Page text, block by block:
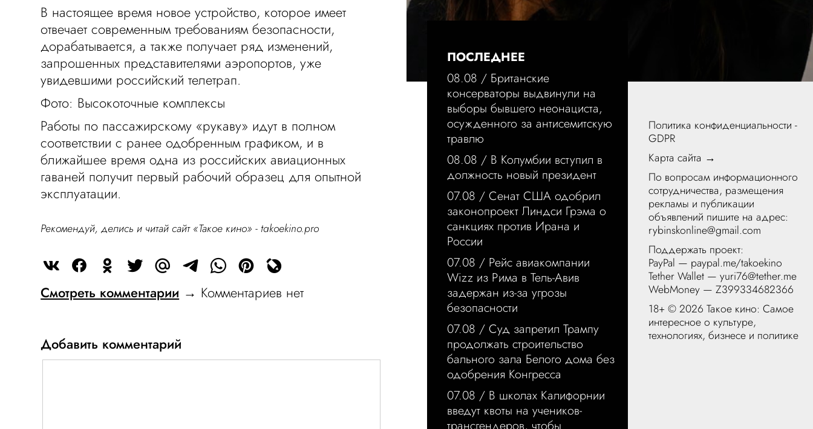
В настоящее время новое устройство, которое имеет
отвечает современным требованиям безопасности,
дорабатывается, а также получает ряд изменений,
запрошенных представителями аэропортов, уже
увидевшими российский телетрап.
Фото: Высокоточные комплексы
Работы по пассажирскому «рукаву» идут в полном
соответствии с ранее одобренным графиком, и в
ближайшее время одна из российских авиационных
гаваней получит первый рабочий образец для опытной
эксплуатации.
Рекомендуй, делись и читай сайт «Такое кино» - takoekino.pro
Смотреть комментарии → Комментариев нет
Добавить комментарий
ПОСЛЕДНЕЕ
08.08 / Британские
консерваторы выдвинули на
выборы бывшего неонациста,
осужденного за антисемитскую
травлю
08.08 / В Колумбии вступил в
должность новый президент
07.08 / Сенат США одобрил
законопроект Линдси Грэма о
санкциях против Ирана и
России
07.08 / Рейс авиакомпании
Wizz из Рима в Тель-Авив
задержан из-за угрозы
безопасности
07.08 / Суд запретил Трампу
продолжать строительство
бального зала Белого дома без
одобрения Конгресса
07.08 / В школах Калифорнии
введут квоты на учеников-
Политика конфиденциальности -
GDPR
Карта сайта →
По вопросам информационного
сотрудничества, размещения
рекламы и публикации
объявлений пишите на адрес:
rybinskonline@gmail.com
Поддержать проект:
PayPal — paypal.me/takoekino
Tether Wallet — yuri76@tether.me
WebMoney — Z399334682366
18+ ©2026 Такое кино: Самое
интересное о культуре,
технологиях, бизнесе и политике